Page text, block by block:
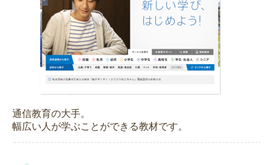
通信教育の大手。
幅広い人が学ぶことができる教材です。